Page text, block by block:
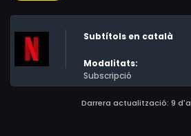
Subtítols en català
Modalitats:
Subscripció
Darrera actualització: 9